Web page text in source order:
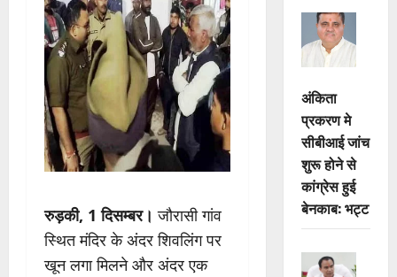
रुड़की, 1 दिसम्बर। जौरासी गांव
स्थित मंदिर के अंदर शिवलिंग पर
खून लगा मिलने और अंदर एक
अंकिता
प्रकरण मे
सीबीआई जांच
शुरू होने से
कांग्रेस हुई
बेनकाब: भट्ट